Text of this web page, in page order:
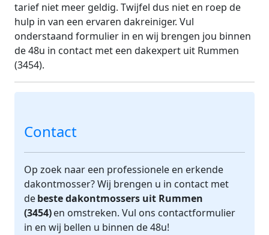
tarief niet meer geldig. Twijfel dus niet en roep de
hulp in van een ervaren dakreiniger. Vul
onderstaand formulier in en wij brengen jou binnen
de 48u in contact met een dakexpert uit Rummen
(3454).
Contact
Op zoek naar een professionele en erkende
dakontmosser? Wij brengen u in contact met
debeste dakontmossers uit Rummen
(3454)en omstreken. Vul ons contactformulier
in en wij bellen u binnen de 48u!